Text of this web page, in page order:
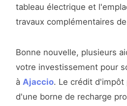
tableau électrique et
travaux complémentaires
Bonne nouvelle, plusieurs
votre investissement pour
à Ajaccio. Le crédit d'impôt
d'une borne de recharge